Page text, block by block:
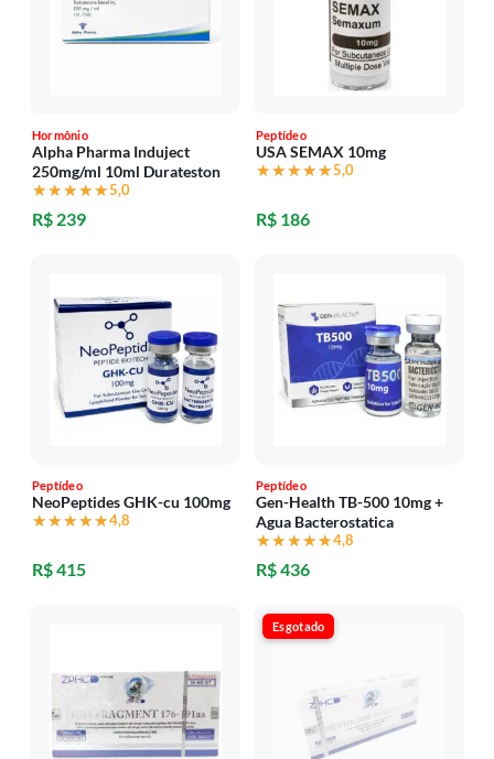
Hormônio
Alpha Pharma Induject
250mg/ml 10ml Durateston
★★★★★
★★★★★5,0
R$ 239
Peptídeo
USA SEMAX 10mg
★★★★★
★★★★★5,0
R$ 186
Peptídeo
NeoPeptides GHK-cu 100mg
★★★★★
★★★★★4,8
R$ 415
Peptídeo
Gen-Health TB-500 10mg +
Agua Bacterostatica
★★★★★
★★★★★4,8
R$ 436
Esgotado